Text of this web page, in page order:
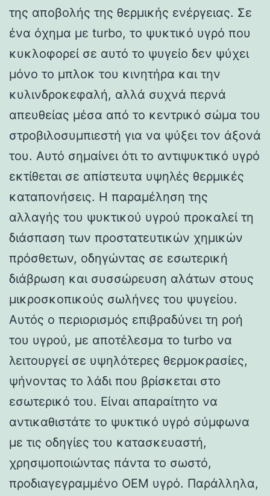
της αποβολής της θερμικής ενέργειας. Σε
ένα όχημα με turbo, το ψυκτικό υγρό που
κυκλοφορεί σε αυτό το ψυγείο δεν ψύχει
μόνο το μπλοκ του κινητήρα και την
κυλινδροκεφαλή, αλλά συχνά περνά
απευθείας μέσα από το κεντρικό σώμα του
στροβιλοσυμπιεστή για να ψύξει τον άξονά
του. Αυτό σημαίνει ότι το αντιψυκτικό υγρό
εκτίθεται σε απίστευτα υψηλές θερμικές
καταπονήσεις. Η παραμέληση της
αλλαγής του ψυκτικού υγρού προκαλεί τη
διάσπαση των προστατευτικών χημικών
πρόσθετων, οδηγώντας σε εσωτερική
διάβρωση και συσσώρευση αλάτων στους
μικροσκοπικούς σωλήνες του ψυγείου.
Αυτός ο περιορισμός επιβραδύνει τη ροή
του υγρού, με αποτέλεσμα το turbo να
λειτουργεί σε υψηλότερες θερμοκρασίες,
ψήνοντας το λάδι που βρίσκεται στο
εσωτερικό του. Είναι απαραίτητο να
αντικαθιστάτε το ψυκτικό υγρό σύμφωνα
με τις οδηγίες του κατασκευαστή,
χρησιμοποιώντας πάντα το σωστό,
προδιαγεγραμμένο OEM υγρό. Παράλληλα,